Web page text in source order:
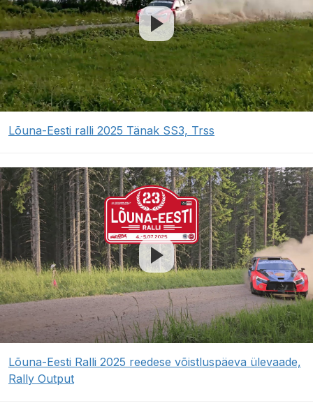
Lõuna-Eesti ralli 2025 Tänak SS3, Trss
Lõuna-Eesti Ralli 2025 reedese võistluspäeva ülevaade,
Rally Output